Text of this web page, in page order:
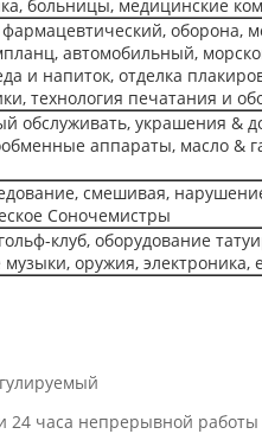
больницы, медицинские
оборона,
автомобильный,
и напиток, отделка
технология печатания и
обслуживать, украшения &
аппараты, масло &
смешивая,
Соночемистры
клуб, оборудование
оружия, электроника,
24 часа непрерывной работы